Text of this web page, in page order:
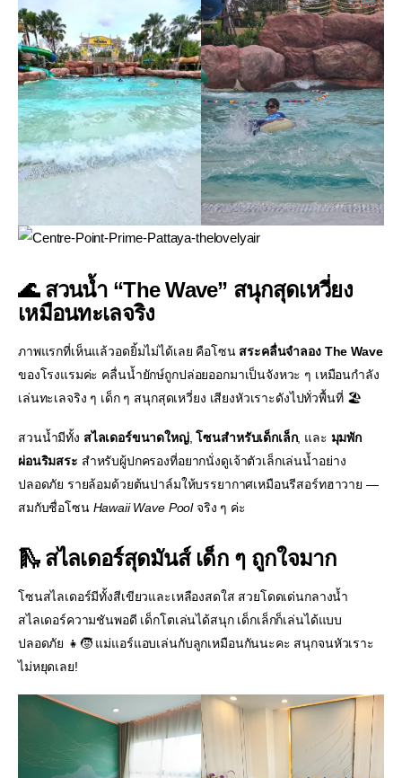
🌊 สวนน้ำ “The Wave” สนุกสุดเหวี่ยง
เหมือนทะเลจริง
ภาพแรกที่เห็นแล้วอดยิ้มไม่ได้เลย คือโซน สระคลื่นจำลอง The Wave
ของโรงแรมค่ะ คลื่นน้ำยักษ์ถูกปล่อยออกมาเป็นจังหวะ ๆ เหมือนกำลัง
เล่นทะเลจริง ๆ เด็ก ๆ สนุกสุดเหวี่ยง เสียงหัวเราะดังไปทั่วพื้นที่ 🏖️
สวนน้ำมีทั้ง สไลเดอร์ขนาดใหญ่,โซนสำหรับเด็กเล็ก, และ มุมพัก
ผ่อนริมสระ สำหรับผู้ปกครองที่อยากนั่งดูเจ้าตัวเล็กเล่นน้ำอย่าง
ปลอดภัย รายล้อมด้วยต้นปาล์มให้บรรยากาศเหมือนรีสอร์ทฮาวาย —
สมกับชื่อโซน Hawaii Wave Poolจริง ๆ ค่ะ
🛝 สไลเดอร์สุดมันส์ เด็ก ๆ ถูกใจมาก
โซนสไลเดอร์มีทั้งสีเขียวและเหลืองสดใส สวยโดดเด่นกลางน้ำ
สไลเดอร์ความชันพอดี เด็กโตเล่นได้สนุก เด็กเล็กก็เล่นได้แบบ
ปลอดภัย 👧🧒 แม่แอร์แอบเล่นกับลูกเหมือนกันนะคะ สนุกจนหัวเราะ
ไม่หยุดเลย!